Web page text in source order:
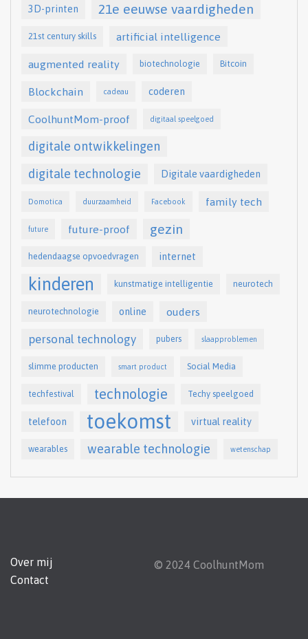
3D-printen 21e eeuwse vaardigheden
21st century skills artificial intelligence
augmented reality biotechnologie Bitcoin
Blockchain cadeau coderen
CoolhuntMom-proof digitaal speelgoed
digitale ontwikkelingen
digitale technologie
Digitale vaardigheden
Domotica duurzaamheid Facebook family tech
future future-proof gezin
hedendaagse opvoedvragen internet
kinderen kunstmatige intelligentie neurotech
neurotechnologie online ouders
personal technology pubers slaapproblemen
slimme producten smart product Social Media
techfestival technologie Techy speelgoed
telefoon toekomst virtual reality
wearables wearable technologie wetenschap
Over mij
Contact
© 2024 CoolhuntMom